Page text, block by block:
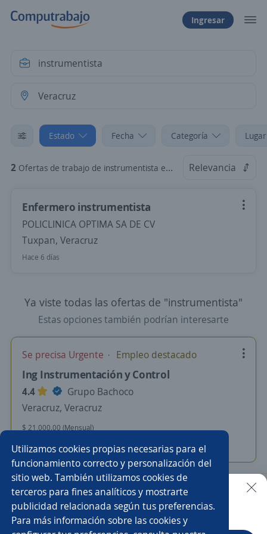
Utilizamos cookies propias necesarias para el
funcionamiento correcto y personalización del
sitio web. También utilizamos cookies de
terceros para fines analíticos y mostrarte
publicidad relacionada según tus preferencias.
Para más información sobre las cookies y
Ingresar
Estado Fecha Categoría
2 Ofertas de trabajo de instrumentista en Veracruz Relevancia
Enfermero instrumentista
POLICLINICA OPTIMA SA DE CV
Tuxpan, Veracruz
Hace 6 días
Ya viste todas las ofertas de "instrumentista"
Estas opciones también podrían interesarte
Se precisa Urgente Empleo destacado
Ing Instrumentación y Control
4.4
Grupo Bachoco
Veracruz, Veracruz
$ 21,000.00 (Mensual)
Hace 1 hora
Nuevas ofertas de empleo Avísame
Empleos similares
Buscar es más fácil en la app